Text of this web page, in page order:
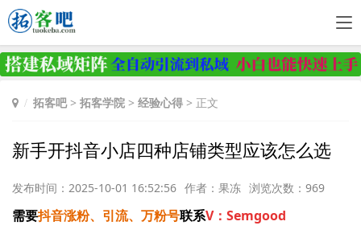
拓客吧> 拓客学院 > 经验心得 > 正文
新手开抖音小店四种店铺类型应该怎么选
发布时间：2025-10-01 16:52:56 作者：果冻 浏览次数：969
需要抖音涨粉、引流、万粉号联系V：Semgood